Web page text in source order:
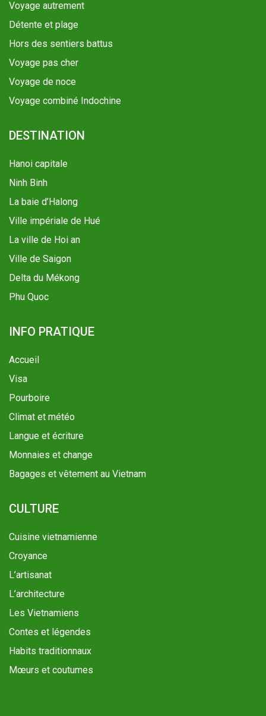
Voyage autrement
Détente et plage
Hors des sentiers battus
Voyage pas cher
Voyage de noce
Voyage combiné Indochine
DESTINATION
Hanoi capitale
Ninh Binh
La baie d’Halong
Ville impériale de Hué
La ville de Hoi an
Ville de Saigon
Delta du Mékong
Phu Quoc
INFO PRATIQUE
Accueil
Visa
Pourboire
Climat et météo
Langue et écriture
Monnaies et change
Bagages et vêtement au Vietnam
CULTURE
Cuisine vietnamienne
Croyance
L’artisanat
L’architecture
Les Vietnamiens
Contes et légendes
Habits traditionnaux
Mœurs et coutumes